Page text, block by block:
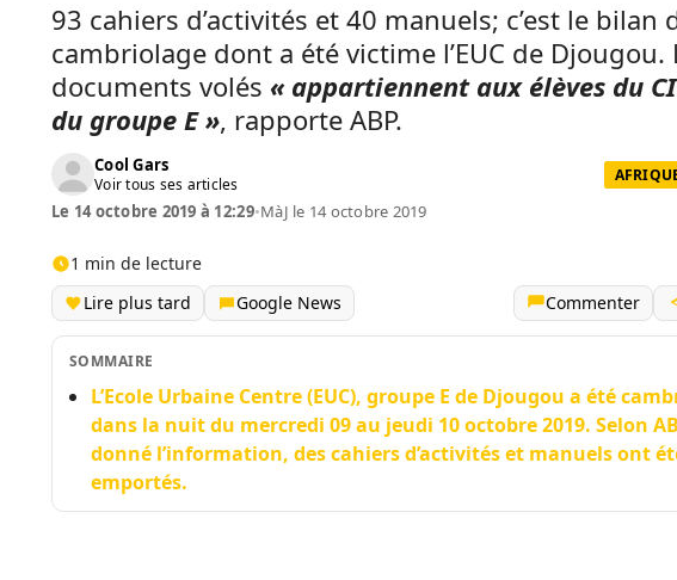
93 cahiers d’activités et 40 manuels; c’est le bilan
cambriolage dont a été victime l’EUC de Djougou.
documents volés « appartiennent aux élèves du
du groupe E », rapporte ABP.
Cool Gars
Voir tous ses articles
Le 14 octobre 2019 à 12:29•MàJ le 14 octobre 2019
1 min de lecture
Lire plus tard
Google News Commenter
SOMMAIRE
L’Ecole Urbaine Centre (EUC), groupe E de Djougou a été
dans la nuit du mercredi 09 au jeudi 10 octobre 2019. Selon
donné l’information, des cahiers d’activités et manuels ont
emportés.